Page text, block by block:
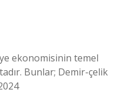
ekonomisinin temel
Bunlar; Demir-çelik